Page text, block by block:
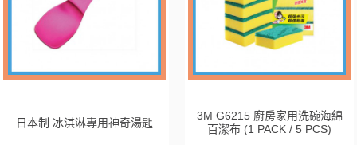
日本制 冰淇淋專用神奇湯匙
3M G6215 廚房家用洗碗海綿
百潔布 (1 PACK / 5 PCS)